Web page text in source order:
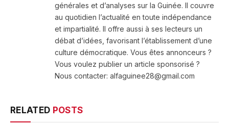
générales et d’analyses sur la Guinée. Il couvre
au quotidien l’actualité en toute indépendance
et impartialité. Il offre aussi à ses lecteurs un
débat d’idées, favorisant l’établissement d’une
culture démocratique. Vous êtes annonceurs ?
Vous voulez publier un article sponsorisé ?
Nous contacter: alfaguinee28@gmail.com
RELATED POSTS